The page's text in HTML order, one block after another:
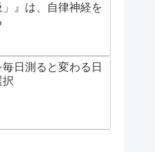
」』は、自律神経を
日測ると変わる日
択